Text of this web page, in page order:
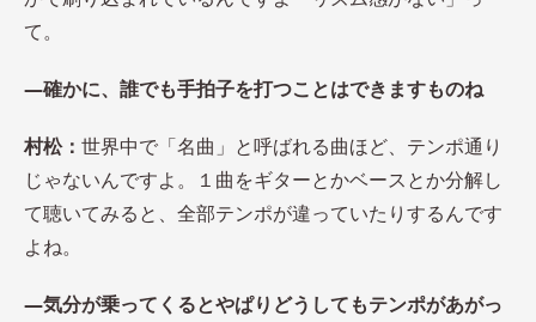
て。
―確かに、誰でも手拍子を打つことはできますものね
村松： 世界中で「名曲」と呼ばれる曲ほど、テンポ通り
じゃないんですよ。１曲をギターとかベースとか分解し
て聴いてみると、全部テンポが違っていたりするんです
よね。
―気分が乗ってくるとやぱりどうしてもテンポがあがっ